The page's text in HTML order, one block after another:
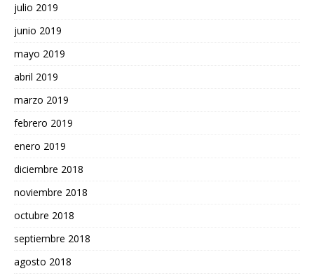
julio 2019
junio 2019
mayo 2019
abril 2019
marzo 2019
febrero 2019
enero 2019
diciembre 2018
noviembre 2018
octubre 2018
septiembre 2018
agosto 2018